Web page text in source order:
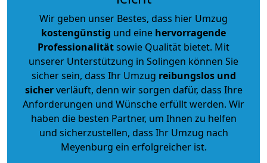
Wir geben unser Bestes, dass hier Umzug
kostengünstig und eine hervorragende
Professionalitätsowie Qualität bietet. Mit
unserer Unterstützung in Solingen können Sie
sicher sein, dass Ihr Umzug reibungslos und
sicherverläuft, denn wir sorgen dafür, dass Ihre
Anforderungen und Wünsche erfüllt werden. Wir
haben die besten Partner, um Ihnen zu helfen
und sicherzustellen, dass Ihr Umzug nach
Meyenburg ein erfolgreicher ist.